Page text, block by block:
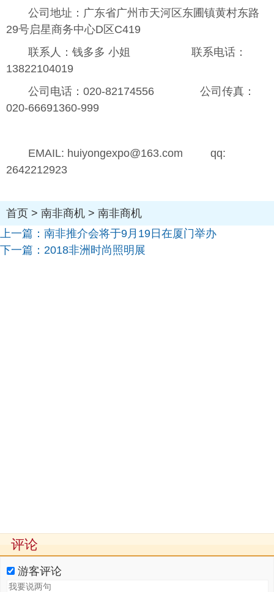
公司地址：广东省广州市天河区东圃镇黄村东路
29号启星商务中心D区C419
联系人：钱多多 小姐 联系电话：
13822104019
公司电话：020-82174556 公司传真：
020-66691360-999
EMAIL: huiyongexpo@163.com qq:
2642212923
首页 > 南非商机 > 南非商机
上一篇： 南非推介会将于9月19日在厦门举办
下一篇： 2018非洲时尚照明展
评论
游客评论